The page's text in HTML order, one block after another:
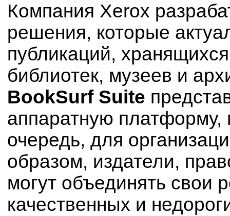
Компания Xerox
решения, которые
публикаций,
библиотек, музеев и
BookSurf Suite
аппаратную платформу,
очередь, для
образом, издатели,
могут объединять свои
качественных и